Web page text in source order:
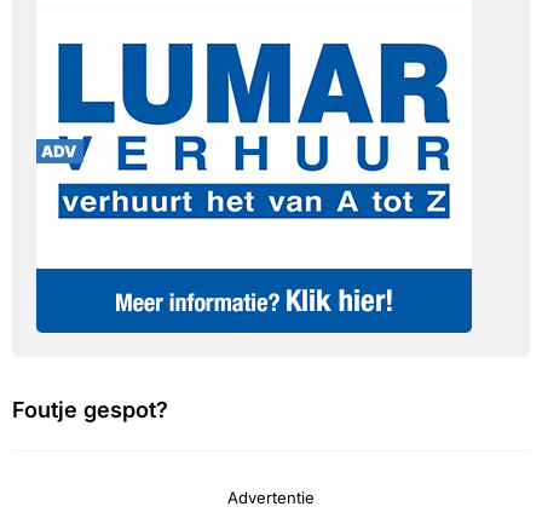
Foutje gespot?
Advertentie